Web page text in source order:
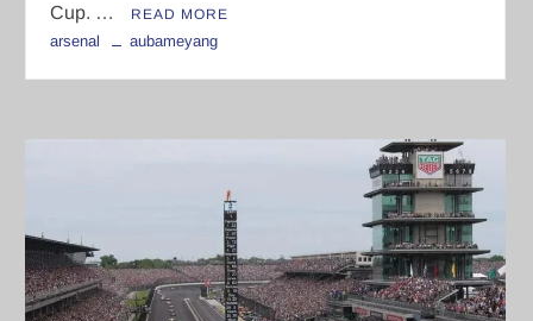
Cup. … READ MORE
arsenal aubameyang